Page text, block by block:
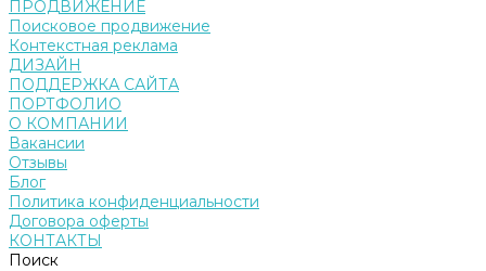
ПРОДВИЖЕНИЕ
Поисковое продвижение
Контекстная реклама
ДИЗАЙН
ПОДДЕРЖКА САЙТА
ПОРТФОЛИО
О КОМПАНИИ
Вакансии
Отзывы
Блог
Политика конфиденциальности
Договора оферты
КОНТАКТЫ
Поиск